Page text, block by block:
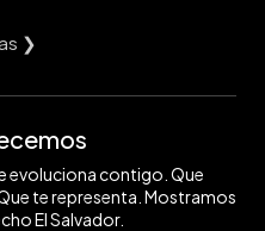
❯
evoluciona contigo. Que
te representa. Mostramos
El Salvador.